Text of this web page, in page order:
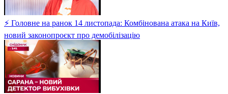
⚡ Головне на ранок 14 листопада: Комбінована атака на Київ,
новий законопроєкт про демобілізацію